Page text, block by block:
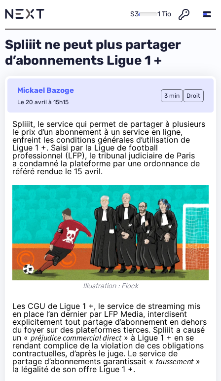
S3 1 Tio
Spliiit ne peut plus partager
d’abonnements Ligue 1 +
Mickael Bazoge
Le 20 avril à 15h15
3 min Droit
Spliiit, le service qui permet de partager à plusieurs
le prix d’un abonnement à un service en ligne,
enfreint les conditions générales d’utilisation de
Ligue 1 +. Saisi par la Ligue de football
professionnel (LFP), le tribunal judiciaire de Paris
a condamné la plateforme par une ordonnance de
référé rendue le 15 avril.
Illustration : Flock
Les CGU de Ligue 1 +, le service de streaming mis
en place l’an dernier par LFP Media, interdisent
explicitement tout partage d’abonnement en dehors
du foyer sur des plateformes tierces. Spliiit a causé
un « préjudice commercial direct» à Ligue 1 + en se
rendant complice de la violation de ces obligations
contractuelles, d’après le juge. Le service de
partage d’abonnements garantissait « faussement»
la légalité de son offre Ligue 1 +.